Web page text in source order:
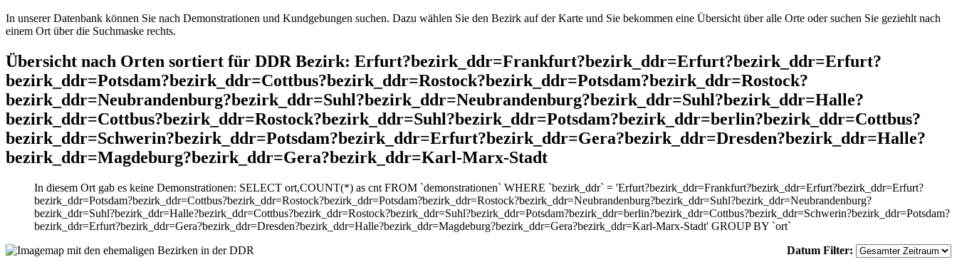
In unserer Datenbank können Sie nach Demonstrationen und Kundgebungen suchen. Dazu wählen Sie den Bezirk auf der Karte und Sie bekommen eine Übersicht über alle Orte oder suchen Sie geziehlt nach
einem Ort über die Suchmaske rechts.
Übersicht nach Orten sortiert für DDR Bezirk: Erfurt?bezirk_ddr=Frankfurt?bezirk_ddr=Erfurt?bezirk_ddr=Erfurt?
bezirk_ddr=Potsdam?bezirk_ddr=Cottbus?bezirk_ddr=Rostock?bezirk_ddr=Potsdam?bezirk_ddr=Rostock?
bezirk_ddr=Neubrandenburg?bezirk_ddr=Suhl?bezirk_ddr=Neubrandenburg?bezirk_ddr=Suhl?bezirk_ddr=Halle?
bezirk_ddr=Cottbus?bezirk_ddr=Rostock?bezirk_ddr=Suhl?bezirk_ddr=Potsdam?bezirk_ddr=berlin?bezirk_ddr=Cottbus?
bezirk_ddr=Schwerin?bezirk_ddr=Potsdam?bezirk_ddr=Erfurt?bezirk_ddr=Gera?bezirk_ddr=Dresden?bezirk_ddr=Halle?
bezirk_ddr=Magdeburg?bezirk_ddr=Gera?bezirk_ddr=Karl-Marx-Stadt
In diesem Ort gab es keine Demonstrationen: SELECT ort,COUNT(*) as cnt FROM `demonstrationen` WHERE `bezirk_ddr` = 'Erfurt?bezirk_ddr=Frankfurt?bezirk_ddr=Erfurt?bezirk_ddr=Erfurt?
bezirk_ddr=Potsdam?bezirk_ddr=Cottbus?bezirk_ddr=Rostock?bezirk_ddr=Potsdam?bezirk_ddr=Rostock?bezirk_ddr=Neubrandenburg?bezirk_ddr=Suhl?bezirk_ddr=Neubrandenburg?
bezirk_ddr=Suhl?bezirk_ddr=Halle?bezirk_ddr=Cottbus?bezirk_ddr=Rostock?bezirk_ddr=Suhl?bezirk_ddr=Potsdam?bezirk_ddr=berlin?bezirk_ddr=Cottbus?bezirk_ddr=Schwerin?bezirk_ddr=Potsdam?
bezirk_ddr=Erfurt?bezirk_ddr=Gera?bezirk_ddr=Dresden?bezirk_ddr=Halle?bezirk_ddr=Magdeburg?bezirk_ddr=Gera?bezirk_ddr=Karl-Marx-Stadt' GROUP BY `ort`
Datum Filter: